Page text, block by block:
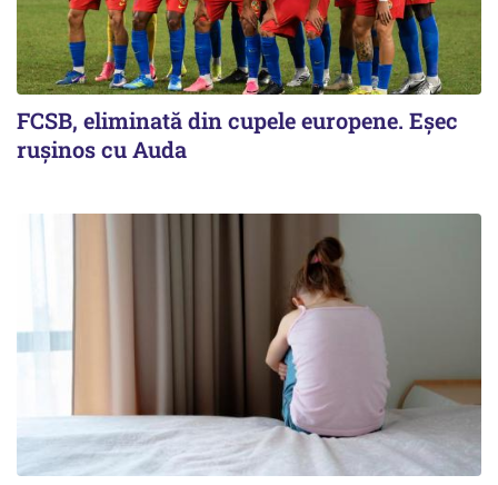
FCSB, eliminată din cupele europene. Eşec
ruşinos cu Auda